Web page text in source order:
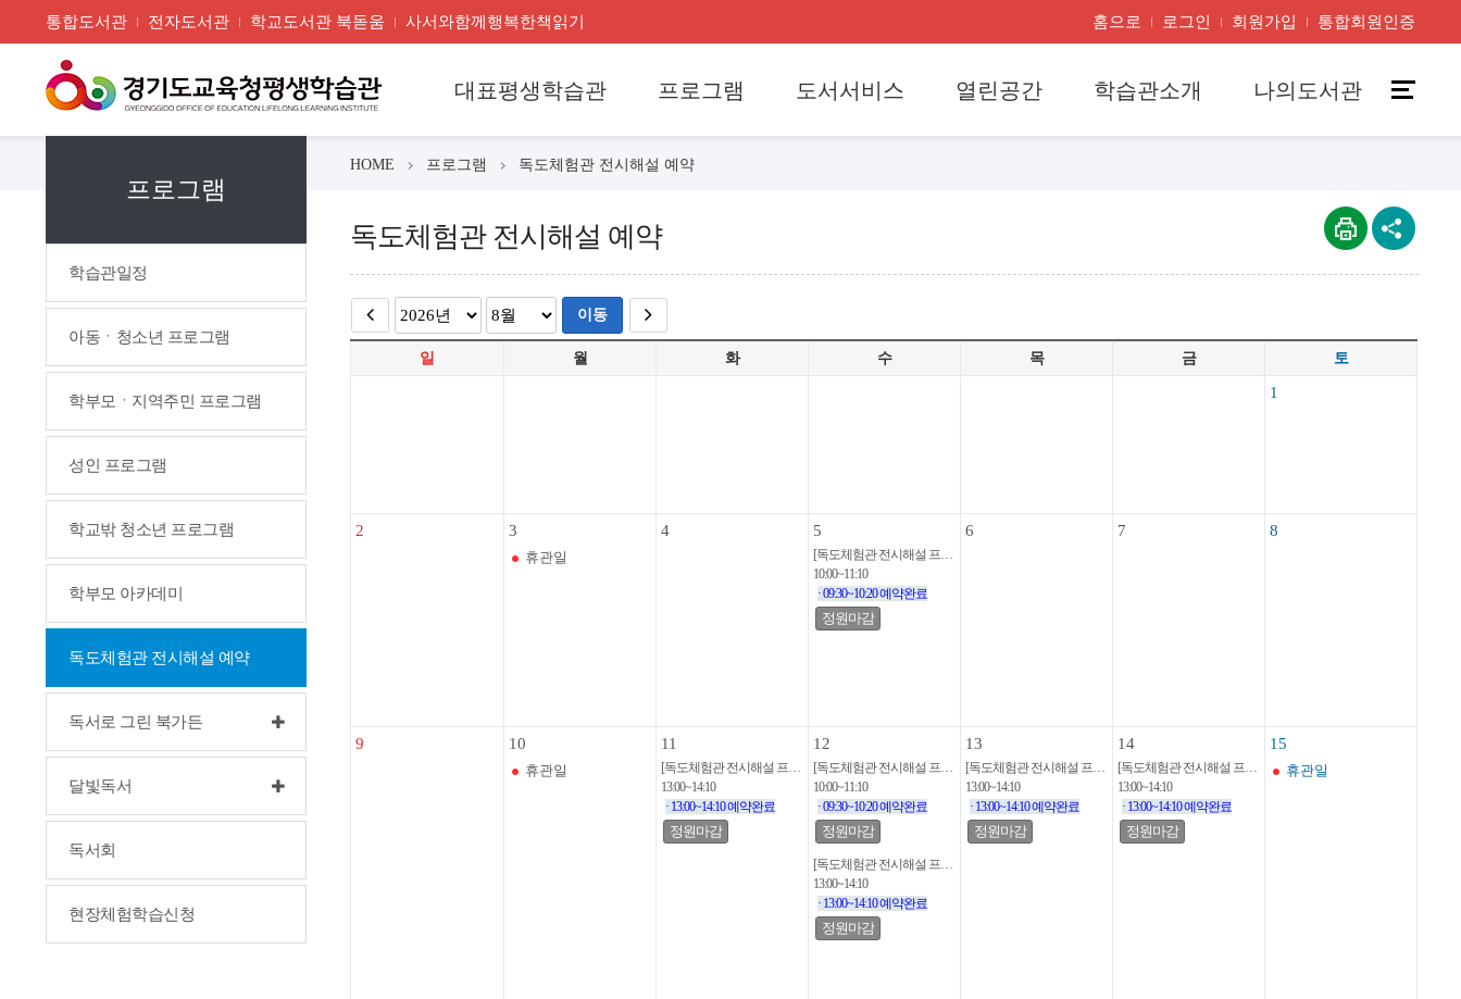
통합도서관 전자도서관 학교도서관 북돋움 사서와함께행복한책읽기 홈으로 로그인 회원가입 통합회원인증
대표평생학습관 프로그램 도서서비스 열린공간 학습관소개 나의도서관
HOME 프로그램 독도체험관 전시해설 예약
프로그램
학습관일정
아동ㆍ청소년 프로그램
학부모ㆍ지역주민 프로그램
성인 프로그램
학교밖 청소년 프로그램
학부모 아카데미
독도체험관 전시해설 예약
독서로 그린 북가든
달빛독서
독서회
현장체험학습신청
독도체험관 전시해설 예약
이동
일 월 화 수 목 금 토
1
2 3
휴관일
4 5
[독도체험관 전시해설 프로그램]
10:00~11:10
· 09:30~10:20 예약완료
정원마감
6 7 8
9 10
휴관일
11
[독도체험관 전시해설 프로그램]
13:00~14:10
· 13:00~14:10 예약완료
정원마감
12
[독도체험관 전시해설 프로그램]
10:00~11:10
· 09:30~10:20 예약완료
정원마감
[독도체험관 전시해설 프로그램]
13:00~14:10
· 13:00~14:10 예약완료
정원마감
13
[독도체험관 전시해설 프로그램]
13:00~14:10
· 13:00~14:10 예약완료
정원마감
14
[독도체험관 전시해설 프로그램]
13:00~14:10
· 13:00~14:10 예약완료
정원마감
15
휴관일